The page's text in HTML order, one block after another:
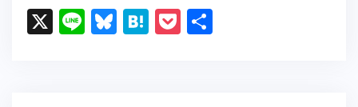
X Li Bl H P